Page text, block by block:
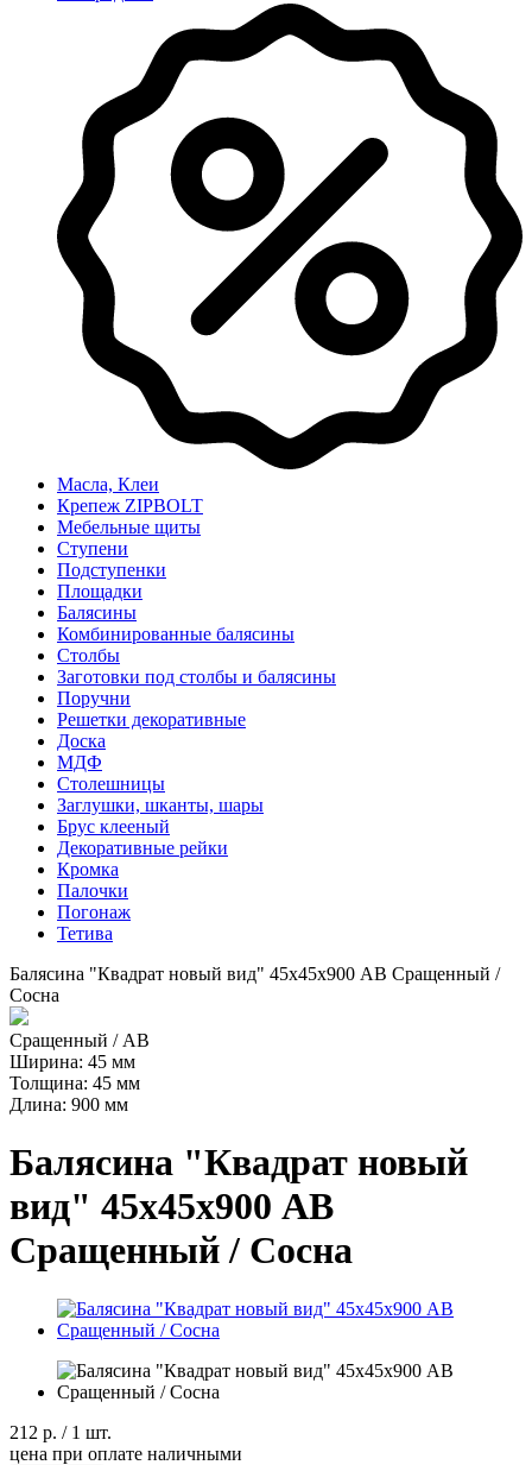
Масла, Клеи
Крепеж ZIPBOLT
Мебельные щиты
Ступени
Подступенки
Площадки
Балясины
Комбинированные балясины
Столбы
Заготовки под столбы и балясины
Поручни
Решетки декоративные
Доска
МДФ
Столешницы
Заглушки, шканты, шары
Брус клееный
Декоративные рейки
Кромка
Палочки
Погонаж
Тетива
Балясина "Квадрат новый вид" 45х45х900 АВ Сращенный /
Сосна
Сращенный / AB
Ширина: 45 мм
Толщина: 45 мм
Длина: 900 мм
Балясина "Квадрат новый
вид" 45х45х900 АВ
Сращенный / Сосна
212 р. / 1 шт.
цена при оплате наличными